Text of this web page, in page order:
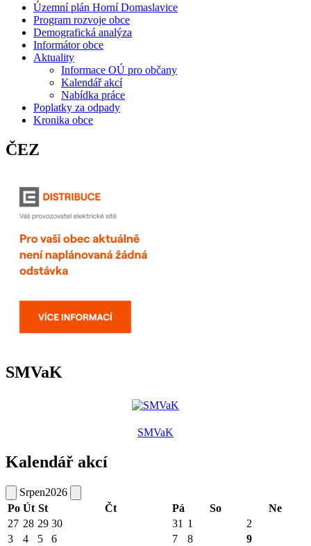
Územní plán Horní Domaslavice
Program rozvoje obce
Demografická analýza
Informátor obce
Aktuality
Informace OÚ pro občany
Kalendář akcí
Nabídka práce
Poplatky za odpady
Kronika obce
ČEZ
SMVaK
SMVaK
Kalendář akcí
Srpen2026
Po Út St Čt Pá So
Ne
27 28 29 30 31 1
2
3
4 5 6 7 8 9